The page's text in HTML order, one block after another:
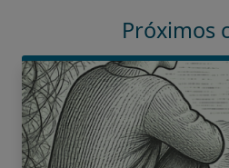
Próximos